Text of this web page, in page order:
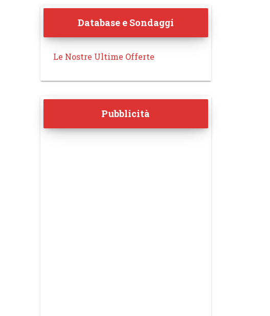
Database e Sondaggi
Le Nostre Ultime Offerte
Pubblicità